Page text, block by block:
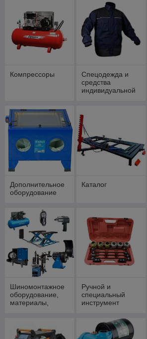
Компрессоры
Спецодежда и
средства
индивидуальной
Дополнительное
оборудование
Каталог
Шиномонтажное
оборудование,
материалы,
Ручной и
специальный
инструмент